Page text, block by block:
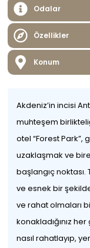
Odalar
Özellikler
Konum
Akdeniz’in incisi
muhteşem
otel “Forest Park”,
uzaklaşmak ve
başlangıç
ve esnek bir
ve rahat olmaları
konakladığınız
nasıl rahatlayıp,